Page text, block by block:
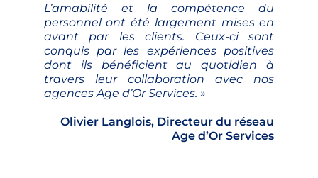
L’amabilité et la compétence du
personnel ont été largement mises en
avant par les clients. Ceux-ci sont
conquis par les expériences positives
dont ils bénéficient au quotidien à
travers leur collaboration avec nos
agences Age d’Or Services. »
Olivier Langlois, Directeur du réseau
Age d’Or Services